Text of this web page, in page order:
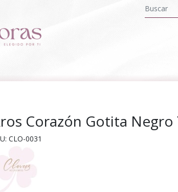
Corazón Gotita Negro
CLO-0031